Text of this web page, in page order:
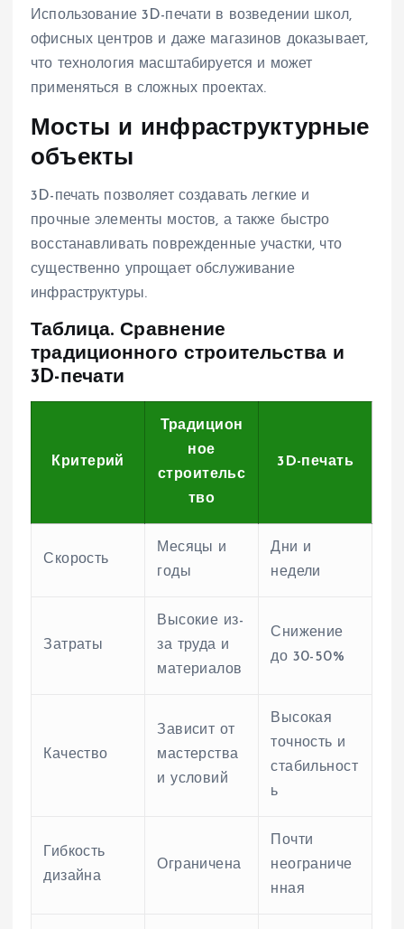
Использование 3D-печати в возведении школ,
офисных центров и даже магазинов доказывает,
что технология масштабируется и может
применяться в сложных проектах.
Мосты и инфраструктурные
объекты
3D-печать позволяет создавать легкие и
прочные элементы мостов, а также быстро
восстанавливать поврежденные участки, что
существенно упрощает обслуживание
инфраструктуры.
Таблица. Сравнение
традиционного строительства и
3D-печати
Критерий
Традицион
ное
строительс
тво
3D-печать
Скорость
Месяцы и
годы
Дни и
недели
Затраты
Высокие из-
за труда и
материалов
Снижение
до 30-50%
Качество
Зависит от
мастерства
и условий
Высокая
точность и
стабильност
ь
Гибкость
дизайна
Ограничена
Почти
неограниче
нная